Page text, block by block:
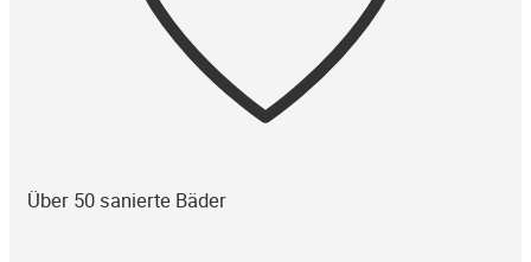
Über 50 sanierte Bäder